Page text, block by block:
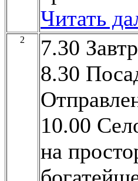
Читать
2
7.30
8.30
10.00
на